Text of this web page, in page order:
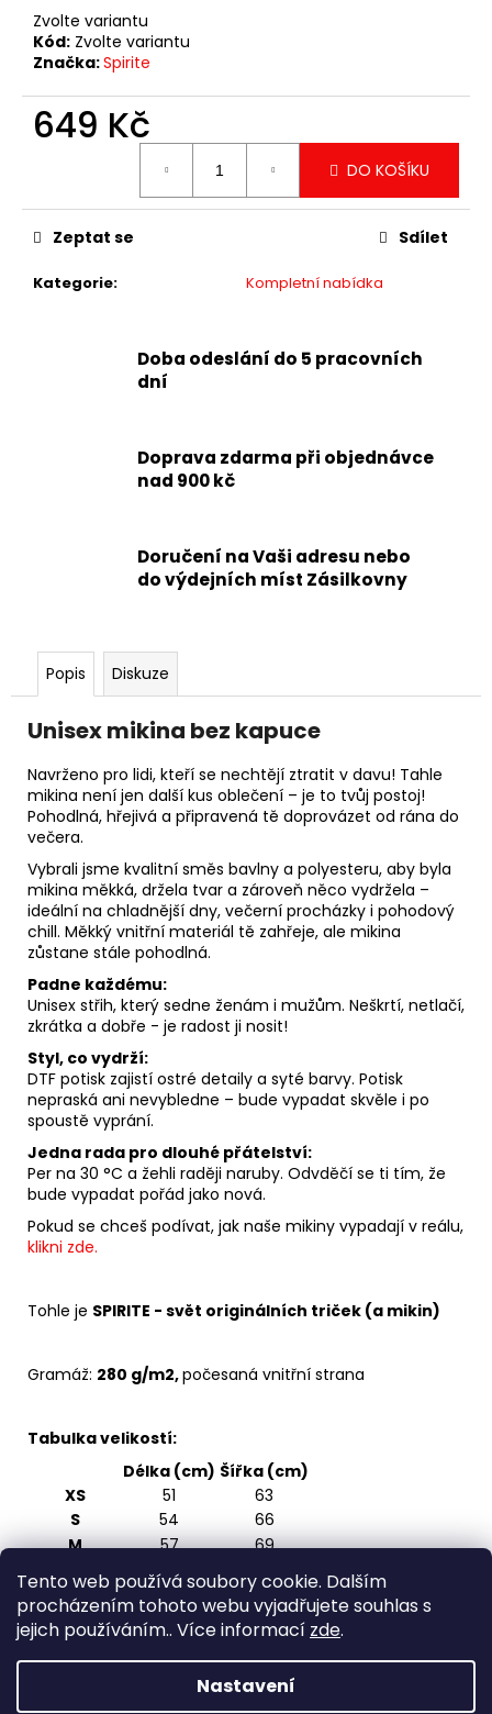
Tento web používá soubory cookie. Dalším
procházením tohoto webu vyjadřujete souhlas s
jejich používáním.. Více informací zde.
Nastavení
Zvolte variantu
Kód: Zvolte variantu
Značka:Spirite
649 Kč
DO KOŠÍKU
Kategorie: Kompletní nabídka
Zeptat se Sdílet
Doba odeslání do 5 pracovních
dní
Doprava zdarma při objednávce
nad 900 kč
Doručení na Vaši adresu nebo
do výdejních míst Zásilkovny
Popis Diskuze
Unisex mikina bez kapuce
Navrženo pro lidi, kteří se nechtějí ztratit v davu! Tahle
mikina není jen další kus oblečení – je to tvůj postoj!
Pohodlná, hřejivá a připravená tě doprovázet od rána do
večera.
Vybrali jsme kvalitní směs bavlny a polyesteru, aby byla
mikina měkká, držela tvar a zároveň něco vydržela –
ideální na chladnější dny, večerní procházky i pohodový
chill. Měkký vnitřní materiál tě zahřeje, ale mikina
zůstane stále pohodlná.
Padne každému:
Unisex střih, který sedne ženám i mužům. Neškrtí, netlačí,
zkrátka a dobře - je radost ji nosit!
Styl, co vydrží:
DTF potisk zajistí ostré detaily a syté barvy. Potisk
nepraská ani nevybledne – bude vypadat skvěle i po
spoustě vyprání.
Jedna rada pro dlouhé přátelství:
Per na 30 °C a žehli raději naruby. Odvděčí se ti tím, že
bude vypadat pořád jako nová.
Pokud se chceš podívat, jak naše mikiny vypadají v reálu,
klikni zde.
Tohle je SPIRITE - svět originálních triček (a mikin)
Gramáž: 280 g/m2,počesaná vnitřní strana
Tabulka velikostí:
Délka (cm) Šířka (cm)
XS
51
63
S
54
66
M
57
69
60
XL
63
2XL
66
78
3XL
Kč